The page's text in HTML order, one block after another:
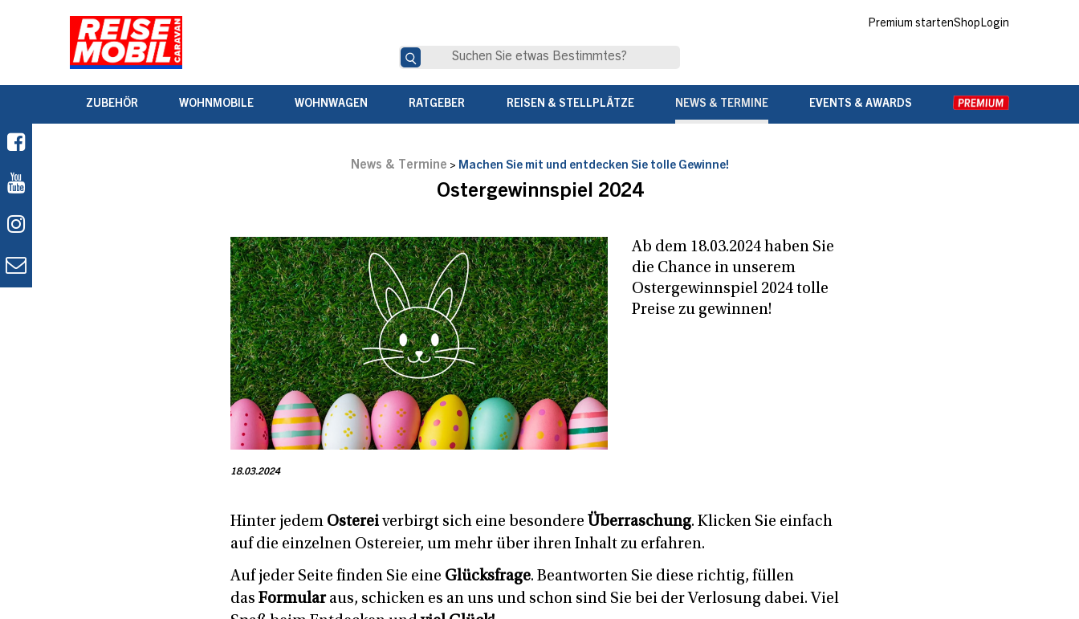
Premium startenShopLogin
ZUBEHÖR WOHNMOBILE WOHNWAGEN RATGEBER REISEN & STELLPLÄTZE NEWS & TERMINE EVENTS & AWARDS
News & Termine > Machen Sie mit und entdecken Sie tolle Gewinne!
Ostergewinnspiel 2024
18.03.2024
Ab dem 18.03.2024 haben Sie
die Chance in unserem
Ostergewinnspiel 2024 tolle
Preise zu gewinnen!
Hinter jedem Ostereiverbirgt sich eine besondere Überraschung. Klicken Sie einfach
auf die einzelnen Ostereier, um mehr über ihren Inhalt zu erfahren.
Auf jeder Seite finden Sie eine Glücksfrage. Beantworten Sie diese richtig, füllen
das Formular aus, schicken es an uns und schon sind Sie bei der Verlosung dabei. Viel